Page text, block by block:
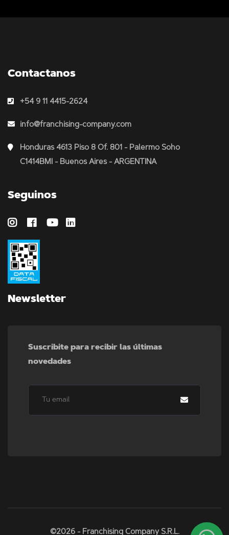
Contactanos
+54 9 11 4415-2624
info@franchising-company.com
Honduras 4613 Piso 8 Of. 801 - Palermo Soho
C1414BMI - Buenos Aires - ARGENTINA
Seguinos
Newsletter
Suscribite para recibir las últimas
novedades
©2026 - Franchising Company S.R.L.